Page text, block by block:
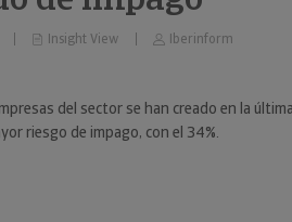
Insight View Iberinform
del sector se han creado en la
riesgo de impago, con el 34%.